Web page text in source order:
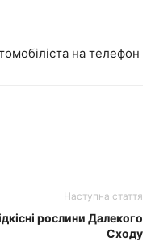
на телефон
Наступна стаття
рослини Далекого
Сходу